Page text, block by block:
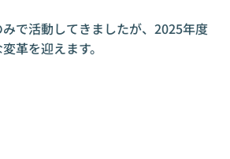
で活動してきましたが、2025年度
革を迎えます。